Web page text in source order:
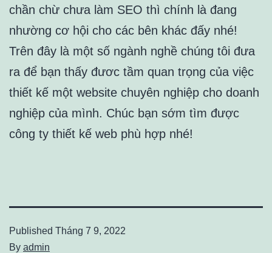
chần chừ chưa làm SEO thì chính là đang
nhường cơ hội cho các bên khác đấy nhé!
Trên đây là một số ngành nghề chúng tôi đưa
ra để bạn thấy đươc tầm quan trọng của việc
thiết kế một website chuyên nghiệp cho doanh
nghiệp của mình. Chúc bạn sớm tìm được
công ty thiết kế web phù hợp nhé!
Published Tháng 7 9, 2022
By admin